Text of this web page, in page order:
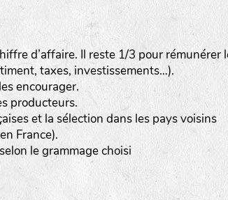
d’affaire. Il reste 1/3 pour rémunérer
taxes, investissements…).
encourager.
producteurs.
et la sélection dans les pays voisins
France).
le grammage choisi